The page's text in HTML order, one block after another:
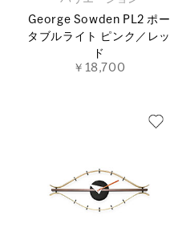
George Sowden PL2 ポー
タブルライト ピンク／レッ
ド
￥18,700